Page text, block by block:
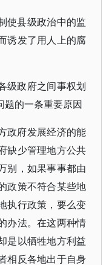
使县级政治中的监
诱发了用人上的腐
级政府之间事权划
题的一条重要原因
政府发展经济的能
缺少管理地方公共
别，如果事事都由
政策不符合某些地
执行政策，要么变
办法。在这两种情
是以牺牲地方利益
相反各地出于自身